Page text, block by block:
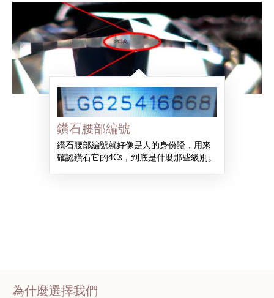
鑽石腰部編號
鑽石腰部編號就好像是人的身份證，用來
確認鑽石它的4Cs，到底是什麼那些級別。
為什麼選擇我們